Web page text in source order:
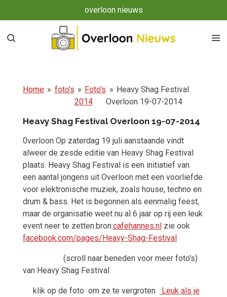
direct
naar
overloon nieuws
Home » foto's » Foto's
2014
» Heavy Shag Festival
Overloon 19-07-2014
Heavy Shag Festival Overloon 19-07-2014
0verloon Op zaterdag 19 juli aanstaande vindt
alweer de zesde editie van Heavy Shag Festival
plaats. Heavy Shag Festival is een initiatief van
een aantal jongens uit Overloon met een voorliefde
voor elektronische muziek, zoals house, techno en
drum & bass. Het is begonnen als eenmalig feest,
maar de organisatie weet nu al 6 jaar op rij een leuk
event neer te zetten.bron:cafehannes.nlzie ook
facebook.com/pages/Heavy-Shag-Festival
(scroll naar beneden voor meer foto's)
van Heavy Shag Festival
klik op de foto om ze te vergroten
Leuk als je